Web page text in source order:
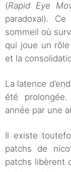
(Rapid Eye
paradoxal).
sommeil où
qui joue un
et la
La latence
été
année par une
Il existe
patchs de
patchs libèrent